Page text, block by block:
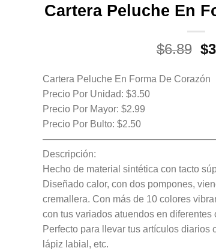
Cartera Peluche En
$6.89 El
$
Cartera Peluche En Forma De Corazón
Precio Por Unidad: $3.50
Precio Por Mayor: $2.99
Precio Por Bulto: $2.50
Descripción:
Hecho de material sintética con tacto
Diseñado calor, con dos pompones,
cremallera. Con más de 10 colores
con tus variados atuendos en diferentes
Perfecto para llevar tus artículos diarios
lápiz labial, etc.